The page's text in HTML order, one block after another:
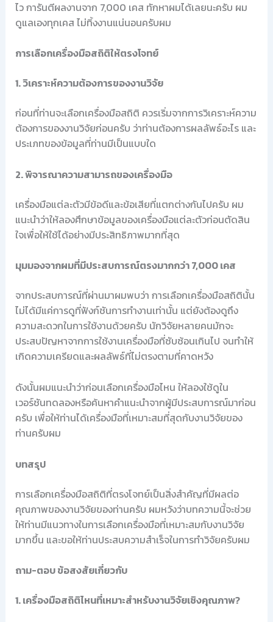
ไว การันตีผลงานจาก 7,000 เคส ทักหาผมได้เลยนะครับ ผม
ดูแลเองทุกเคส ไม่ทิ้งงานแน่นอนครับผม
การเลือกเครื่องมือสถิติให้ตรงโจทย์
1. วิเคราะห์ความต้องการของงานวิจัย
ก่อนที่ท่านจะเลือกเครื่องมือสถิติ ควรเริ่มจากการวิเคราะห์ความ
ต้องการของงานวิจัยก่อนครับ ว่าท่านต้องการผลลัพธ์อะไร และ
ประเภทของข้อมูลที่ท่านมีเป็นแบบใด
2. พิจารณาความสามารถของเครื่องมือ
เครื่องมือแต่ละตัวมีข้อดีและข้อเสียที่แตกต่างกันไปครับ ผม
แนะนำว่าให้ลองศึกษาข้อมูลของเครื่องมือแต่ละตัวก่อนตัดสิน
ใจเพื่อให้ใช้ได้อย่างมีประสิทธิภาพมากที่สุด
มุมมองจากผมที่มีประสบการณ์ตรงมากกว่า 7,000 เคส
จากประสบการณ์ที่ผ่านมาผมพบว่า การเลือกเครื่องมือสถิตินั้น
ไม่ได้มีแค่การดูที่ฟังก์ชันการทำงานเท่านั้น แต่ยังต้องดูถึง
ความสะดวกในการใช้งานด้วยครับ นักวิจัยหลายคนมักจะ
ประสบปัญหาจากการใช้งานเครื่องมือที่ซับซ้อนเกินไป จนทำให้
เกิดความเครียดและผลลัพธ์ที่ไม่ตรงตามที่คาดหวัง
ดังนั้นผมแนะนำว่าก่อนเลือกเครื่องมือไหน ให้ลองใช้ดูใน
เวอร์ชันทดลองหรือค้นหาคำแนะนำจากผู้มีประสบการณ์มาก่อน
ครับ เพื่อให้ท่านได้เครื่องมือที่เหมาะสมที่สุดกับงานวิจัยของ
ท่านครับผม
บทสรุป
การเลือกเครื่องมือสถิติที่ตรงโจทย์เป็นสิ่งสำคัญที่มีผลต่อ
คุณภาพของงานวิจัยของท่านครับ ผมหวังว่าบทความนี้จะช่วย
ให้ท่านมีแนวทางในการเลือกเครื่องมือที่เหมาะสมกับงานวิจัย
มากขึ้น และขอให้ท่านประสบความสำเร็จในการทำวิจัยครับผม
ถาม-ตอบ ข้อสงสัยเกี่ยวกับ
1. เครื่องมือสถิติไหนที่เหมาะสำหรับงานวิจัยเชิงคุณภาพ?